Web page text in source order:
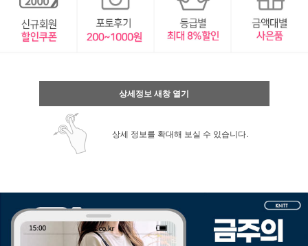
상세정보 새창 열기
상세 정보를 확대해 보실 수 있습니다.